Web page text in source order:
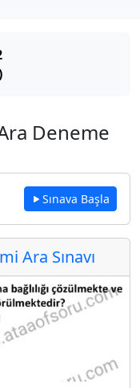
Deneme
Sınava Başla
Ara Sınavı